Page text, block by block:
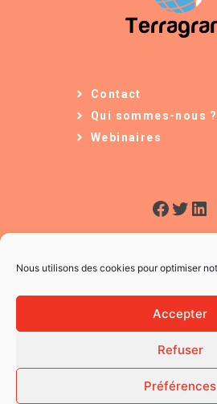
Nous utilisons des cookies pour optimiser
Accepter
Refuser
Préférences
Contact
Qui sommes-nous ?
Webinaires
© 2026 L'Usine à
CGV
Mentions